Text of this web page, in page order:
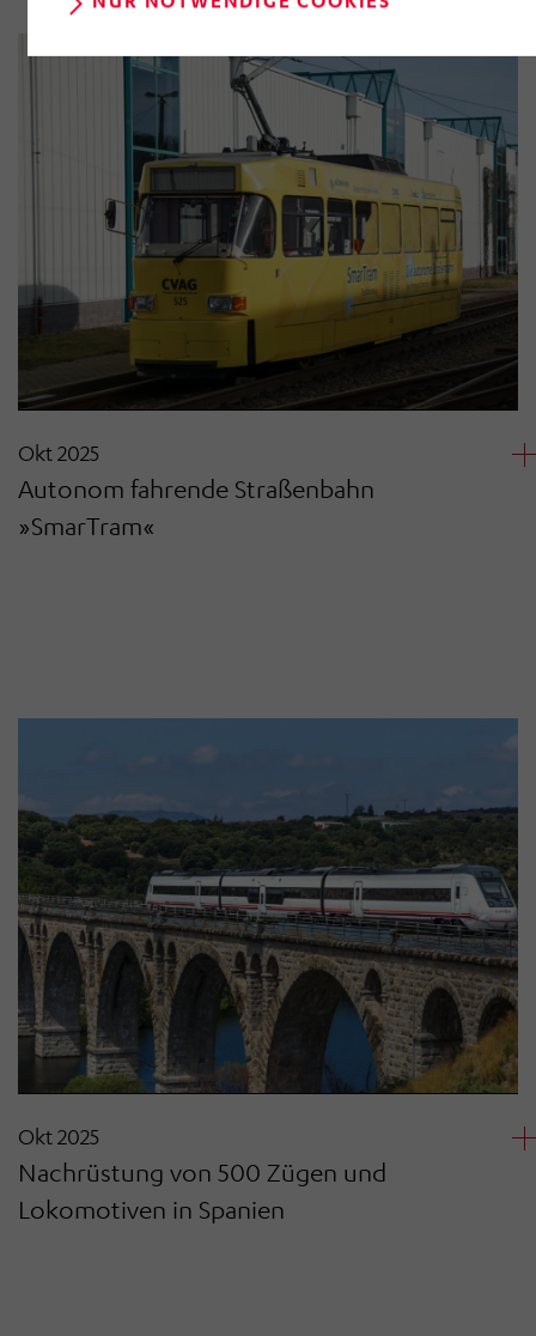
Zukunft widerrufen, indem Sie im Anschluss auf
„Einwilligung widerrufen“ klicken. Über die dortige
Schaltfläche „Einwilligung ändern“ können Sie zudem
Ihre getroffenen Einstellungen anpassen.
Okt 2025
Autonom fahrende Straßenbahn
»SmarTram«
Okt 2025
Nachrüstung von 500 Zügen und
Lokomotiven in Spanien